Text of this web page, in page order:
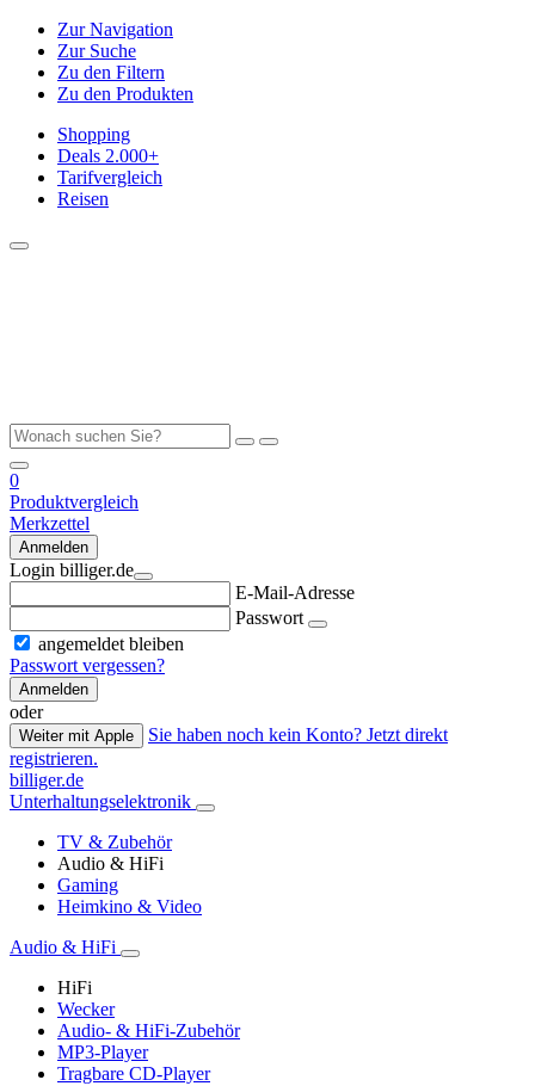
Zur Navigation
Zur Suche
Zu den Filtern
Zu den Produkten
Shopping
Deals 2.000+
Tarifvergleich
Reisen
0
Produktvergleich
Merkzettel
Anmelden
Login billiger.de
E-Mail-Adresse
Passwort
angemeldet bleiben
Passwort vergessen?
Anmelden
oder
Weiter mit Apple
Sie haben noch kein Konto? Jetzt direkt
registrieren.
billiger.de
Unterhaltungselektronik
TV & Zubehör
Audio & HiFi
Gaming
Heimkino & Video
Audio & HiFi
HiFi
Wecker
Audio- & HiFi-Zubehör
MP3-Player
Tragbare CD-Player